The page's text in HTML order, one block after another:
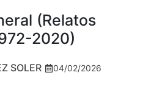
(Relatos
2020)
SOLER 04/02/2026